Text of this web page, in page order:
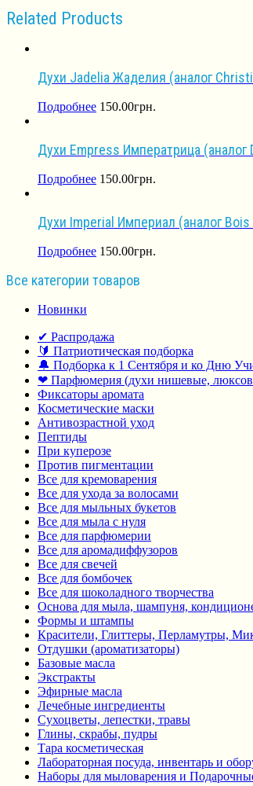
Related Products
Духи Jadelia Жаделия (аналог
Подробнее 150.00грн.
Духи Empress Императрица
Подробнее 150.00грн.
Духи Impеrial Империал (аналог
Подробнее 150.00грн.
Все категории товаров
Новинки
✔ Распродажа
🔰 Патриотическая подборка
🔔 Подборка к 1 Сентября и ко Дню
❤ Парфюмерия (духи нишевые,
Фиксаторы аромата
Косметические маски
Антивозрастной уход
Пептиды
При куперозе
Против пигментации
Все для кремоварения
Все для ухода за волосами
Все для мыльных букетов
Все для мыла с нуля
Все для парфюмерии
Все для аромадиффузоров
Все для свечей
Все для бомбочек
Все для шоколадного творчества
Основа для мыла, шампуня,
Формы и штампы
Красители, Глиттеры, Перламутры,
Отдушки (ароматизаторы)
Базовые масла
Экстракты
Эфирные масла
Лечебные ингредиенты
Сухоцветы, лепестки, травы
Глины, скрабы, пудры
Тара косметическая
Лабораторная посуда, инвентарь и
Наборы для мыловарения и